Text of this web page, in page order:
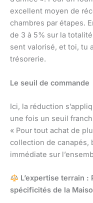
excellent moyen de
chambres par étapes.
de 3 à 5% sur la
sent valorisé, et toi, tu
trésorerie.
Le seuil de commande
Ici, la réduction
une fois un seuil
« Pour tout achat de
collection de canapés,
immédiate sur
L’expertise terrain
spécificités de la